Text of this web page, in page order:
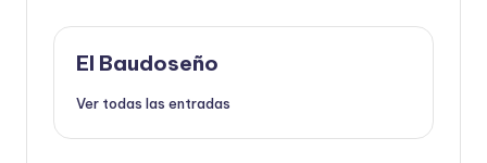
El Baudoseño
Ver todas las entradas